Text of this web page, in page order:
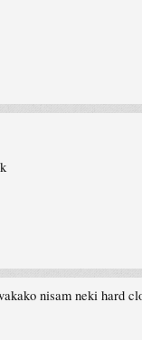
nisam neki hard